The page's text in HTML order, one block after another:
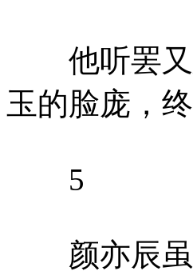
他听罢又
玉的脸庞，
5
颜亦辰虽